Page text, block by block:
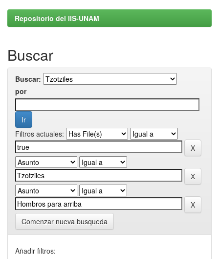
Repositorio del IIS-UNAM
Buscar
Buscar:
por
Filtros actuales:
Comenzar nueva busqueda
Añadir filtros: